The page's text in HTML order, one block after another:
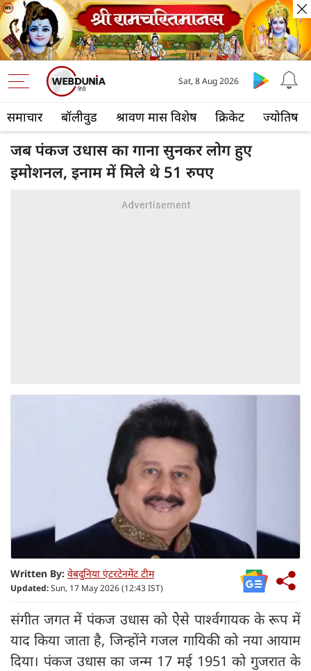
समाचार बॉलीवुड श्रावण मास विशेष क्रिकेट ज्योतिष
Sat, 8 Aug 2026
जब पंकज उधास का गाना सुनकर लोग हुए
इमोशनल, इनाम में मिले थे 51 रुपए
Written By: वेबदुनिया एंटरटेनमेंट टीम
Updated:Sun, 17 May 2026 (12:43 IST)
संगीत जगत में पंकज उधास को ऐेसे पार्श्वगायक के रूप में
याद किया जाता है, जिन्होंने गजल गायिकी को नया आयाम
दिया। पंकज उधास का जन्म 17 मई 1951 को गुजरात के